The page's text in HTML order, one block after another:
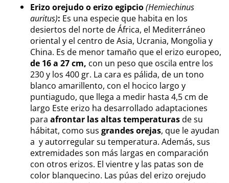
Erizo orejudo o erizo egipcio(Hemiechinus
auritus): Es una especie que habita en los
desiertos del norte de África, el Mediterráneo
oriental y el centro de Asia, Ucrania, Mongolia y
China. Es de menor tamaño que el erizo europeo,
de 16 a 27 cm, con un peso que oscila entre los
230 y los 400 gr. La cara es pálida, de un tono
blanco amarillento, con el hocico largo y
puntiagudo, que llega a medir hasta 4,5 cm de
largo Este erizo ha desarrollado adaptaciones
paraafrontar las altas temperaturasde su
hábitat, como susgrandes orejas, que le ayudan
a y autorregular su temperatura. Además, sus
extremidades son más largas en comparación
con otros erizos. El vientre y las patas son de
color blanquecino. Las púas del erizo orejudo